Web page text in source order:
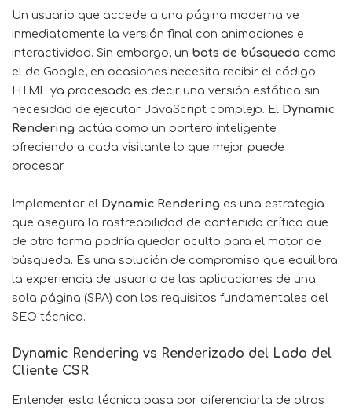
Un usuario que accede a una página moderna ve
inmediatamente la versión final con animaciones e
interactividad. Sin embargo, un bots de búsqueda como
el de Google, en ocasiones necesita recibir el código
HTML ya procesado es decir una versión estática sin
necesidad de ejecutar JavaScript complejo. El Dynamic
Rendering actúa como un portero inteligente
ofreciendo a cada visitante lo que mejor puede
procesar.
Implementar el Dynamic Rendering es una estrategia
que asegura la rastreabilidad de contenido crítico que
de otra forma podría quedar oculto para el motor de
búsqueda. Es una solución de compromiso que equilibra
la experiencia de usuario de las aplicaciones de una
sola página (SPA) con los requisitos fundamentales del
SEO técnico.
Dynamic Rendering vs Renderizado del Lado del
Cliente CSR
Entender esta técnica pasa por diferenciarla de otras